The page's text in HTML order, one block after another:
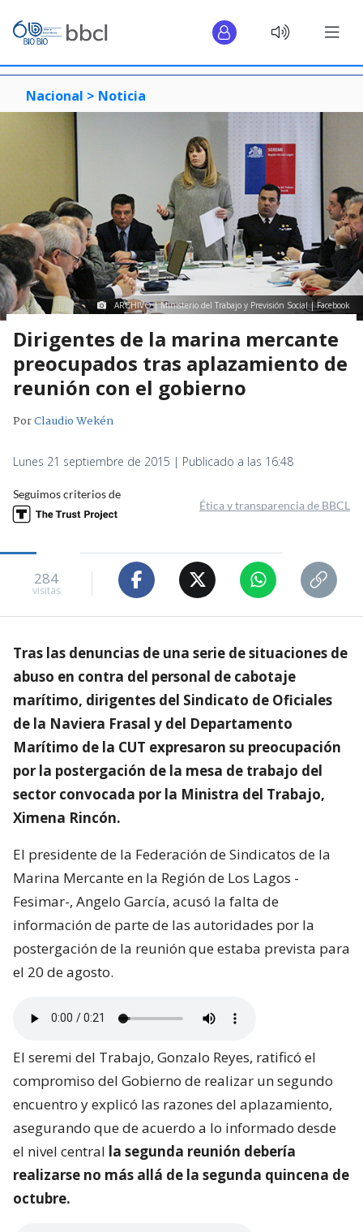
Nacional > Noticia
ARCHIVO | Ministerio del Trabajo y Previsión Social | Facebook
Dirigentes de la marina mercante
preocupados tras aplazamiento de
reunión con el gobierno
PorClaudio Wekén
Lunes 21 septiembre de 2015 | Publicado a las 16:48
Seguimos criterios de
Ética y transparencia de BBCL
284
visitas
Tras las denuncias de una serie de situaciones de
abuso en contra del personal de cabotaje
marítimo, dirigentes del Sindicato de Oficiales
de la Naviera Frasal y del Departamento
Marítimo de la CUT expresaron su preocupación
por la postergación de la mesa de trabajo del
sector convocada por la Ministra del Trabajo,
Ximena Rincón.
El presidente de la Federación de Sindicatos de la
Marina Mercante en la Región de Los Lagos -
Fesimar-, Angelo García, acusó la falta de
información de parte de las autoridades por la
postergación de la reunión que estaba prevista para
el 20 de agosto.
El seremi del Trabajo, Gonzalo Reyes, ratificó el
compromiso del Gobierno de realizar un segundo
encuentro y explicó las razones del aplazamiento,
asegurando que de acuerdo a lo informado desde
el nivel central la segunda reunión debería
realizarse no más allá de la segunda quincena de
octubre.